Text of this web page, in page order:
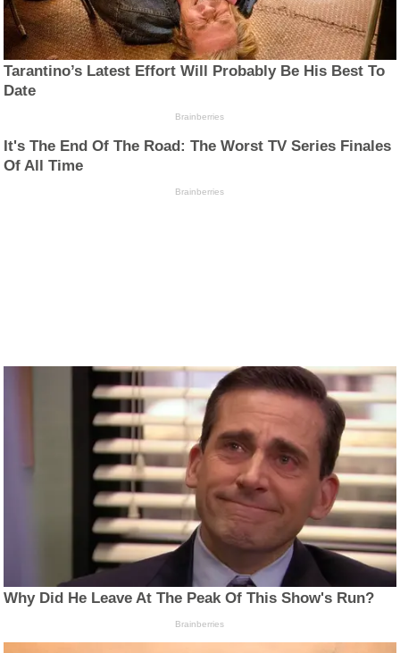
Tarantino’s Latest Effort Will Probably Be His Best To
Date
Brainberries
It's The End Of The Road: The Worst TV Series Finales
Of All Time
Brainberries
Why Did He Leave At The Peak Of This Show's Run?
Brainberries